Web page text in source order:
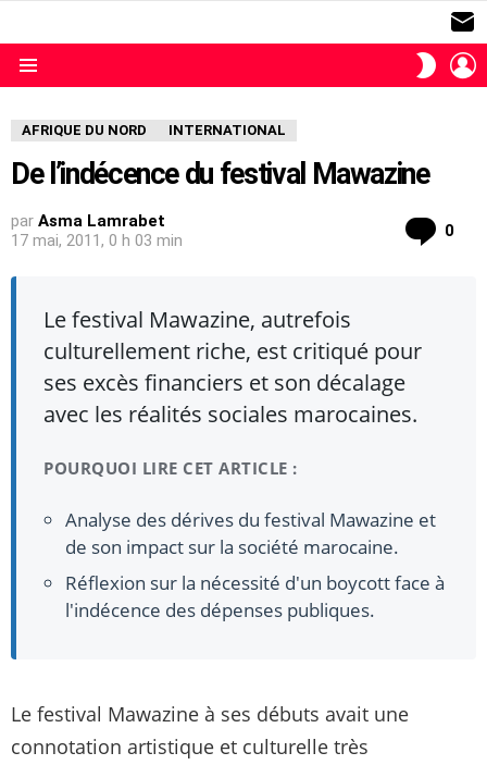
SKIN
AFRIQUE DU NORD INTERNATIONAL
De l’indécence du festival Mawazine
par Asma Lamrabet
17 mai, 2011, 0 h 03 min
0
Le festival Mawazine, autrefois
culturellement riche, est critiqué pour
ses excès financiers et son décalage
avec les réalités sociales marocaines.
POURQUOI LIRE CET ARTICLE :
Analyse des dérives du festival Mawazine et
de son impact sur la société marocaine.
Réflexion sur la nécessité d'un boycott face à
l'indécence des dépenses publiques.
Le festival Mawazine à ses débuts avait une
connotation artistique et culturelle très